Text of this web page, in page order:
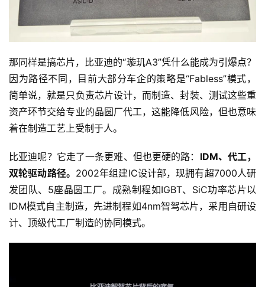
那同样是搞芯片，比亚迪的“璇玑A3”凭什么能成为引爆点？
因为路径不同，目前大部分车企的策略是“Fabless”模式，
简单说，就是只负责芯片设计，而制造、封装、测试这些重
资产环节交给专业的晶圆厂代工，这能降低风险，但也意味
着在制造工艺上受制于人。
比亚迪呢？它走了一条更难、但也更硬的路： IDM、代工，
双轮驱动路径。 2002年组建IC设计部，现拥有超7000人研
发团队、5座晶圆工厂。成熟制程如IGBT、SiC功率芯片以
IDM模式自主制造，先进制程如4nm智驾芯片，采用自研设
计、顶级代工厂制造的协同模式。